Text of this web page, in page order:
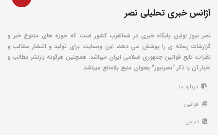
آژانس خبری تحلیلی نصر
نصر نیوز اولین پایگاه خبری در شمالغرب کشور است که حوزه های متنوع خبر و
گزارشات رسانه ی را پوشش می دهد، این وبسایت برای تولید و انتشار مطالب و
نظرات، تابع قوانین جمهوری اسلامی ایران میباشد. همچنین هرگونه بازنشر مطالب و
اخبار آن با ذکر "نصرنیوز" بعنوان منبع بلامانع میباشد.
درباره ما
قوانین
تماس